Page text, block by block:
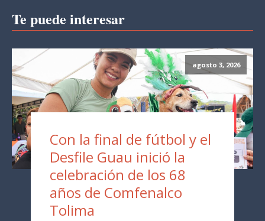
Te puede interesar
agosto 3, 2026
Con la final de fútbol y el
Desfile Guau inició la
celebración de los 68
años de Comfenalco
Tolima